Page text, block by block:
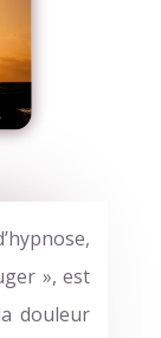
», est
douleur